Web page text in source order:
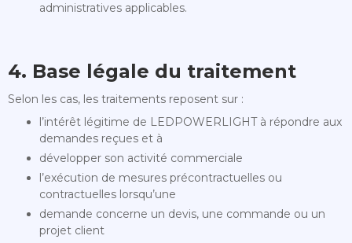
administratives applicables.
4. Base légale du traitement
Selon les cas, les traitements reposent sur :
l’intérêt légitime de LEDPOWERLIGHT à répondre aux
demandes reçues et à
développer son activité commerciale
l’exécution de mesures précontractuelles ou
contractuelles lorsqu’une
demande concerne un devis, une commande ou un
projet client